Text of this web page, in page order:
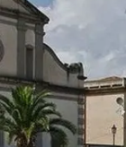
SOCIETÀ
CULTURA
ECONOMIA E
EVENTI